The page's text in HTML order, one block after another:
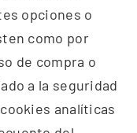
opciones o
como por
de compra o
a la seguridad
analíticas